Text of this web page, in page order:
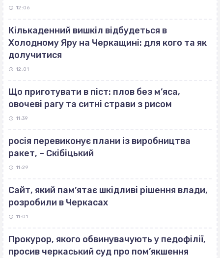
12:06
Кількаденний вишкіл відбудеться в
Холодному Яру на Черкащині: для кого та як
долучитися
12:01
Що приготувати в піст: плов без м’яса,
овочеві рагу та ситні страви з рисом
11:39
росія перевиконує плани із виробництва
ракет, – Скібіцький
11:29
Сайт, який пам’ятає шкідливі рішення влади,
розробили в Черкасах
11:01
Прокурор, якого обвинувачують у педофілії,
просив черкаський суд про пом’якшення